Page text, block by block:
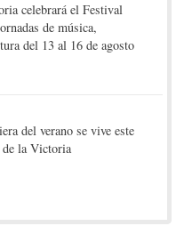
celebrará el Festival
de música,
del 13 al 16 de agosto
del verano se vive este
de la Victoria